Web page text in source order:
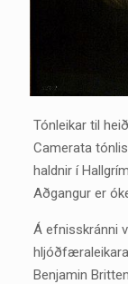
Tónleikar til
Camerata
haldnir í
Aðgangur er
Á efnisskránni
Benjamin